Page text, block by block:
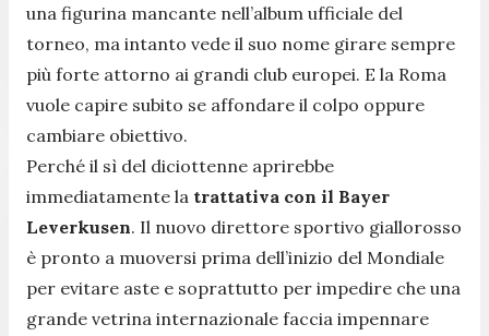
una figurina mancante nell’album ufficiale del
torneo, ma intanto vede il suo nome girare sempre
più forte attorno ai grandi club europei. E la Roma
vuole capire subito se affondare il colpo oppure
cambiare obiettivo.
Perché il sì del diciottenne aprirebbe
immediatamente la trattativa con il Bayer
Leverkusen. Il nuovo direttore sportivo giallorosso
è pronto a muoversi prima dell’inizio del Mondiale
per evitare aste e soprattutto per impedire che una
grande vetrina internazionale faccia impennare